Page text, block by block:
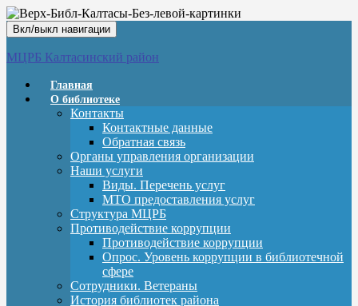
Вкл/выкл навигации
МЦРБ Калтасинский район
Главная
О библиотеке
Контакты
Контактные данные
Обратная связь
Органы управления организации
Наши услуги
Виды. Перечень услуг
МТО предоставления услуг
Структура МЦРБ
Противодействие коррупции
Противодействие коррупции
Опрос. Уровень коррупции в библиотечной
сфере
Сотрудники. Ветераны
История библиотек района